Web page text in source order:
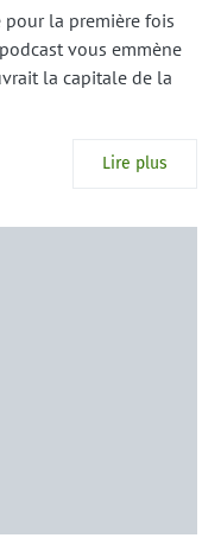
pour la première fois
vous emmène
la capitale de la
Lire plus